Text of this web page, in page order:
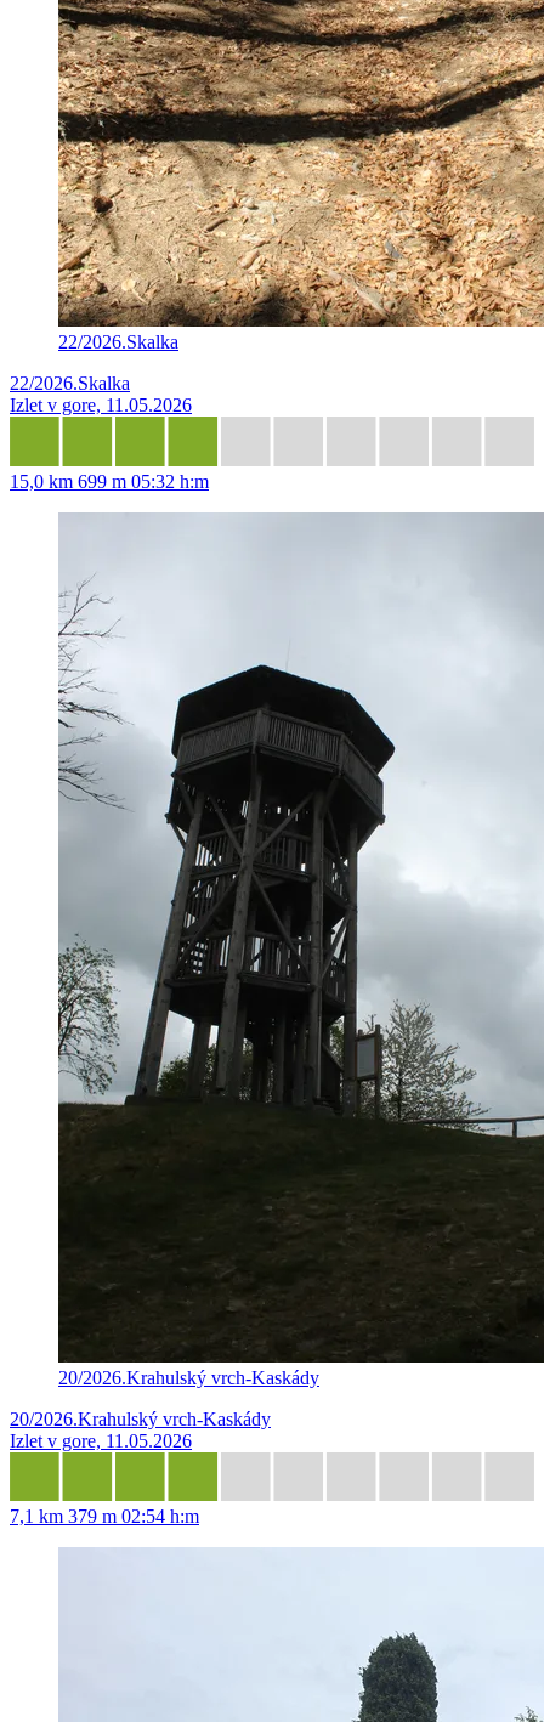
22/2026.Skalka
22/2026.Skalka
Izlet v gore, 11.05.2026
15,0 km 699 m 05:32 h:m
20/2026.Krahulský vrch-Kaskády
20/2026.Krahulský vrch-Kaskády
Izlet v gore, 11.05.2026
7,1 km 379 m 02:54 h:m